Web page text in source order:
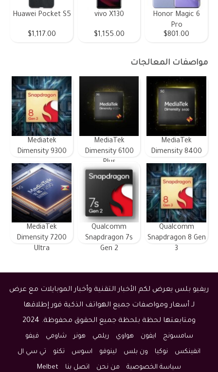
Honor Magic 6
Pro
$801.00
vivo X130
$1,155.00
Huawei Pocket S5
$1,117.00
مواصفات المعالجات
MediaTek
Dimensity 8400
MediaTek
Dimensity 6100
Plus
Mediatek
Dimensity 9300
Qualcomm
Snapdragon 8 Gen
3
Qualcomm
Snapdragon 7s
Gen 2
MediaTek
Dimensity 7200
Ultra
ريفيو بلس يعرض لكم الأخبار التقنية وأخبار الموبايلات مع عرض
لـ أسعار ومواصفات جميع الهواتف الذكية فور إطلاقها
ومتابعتها لحظة بلحظة جميع الحقوق محفوظة. 2024
سامسونج ايفون هواوي ريلمي هونر شاومي فيفو
انفينكس نوكيا ون بلس لينوفو اسوس تكنو تي سي ال
سياسة الخصوصية من نحن اتصل بنا Melbet